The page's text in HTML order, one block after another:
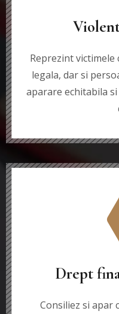
Reprezint victimele
legala, dar si
aparare echitabila
Drept
Consiliez si apar